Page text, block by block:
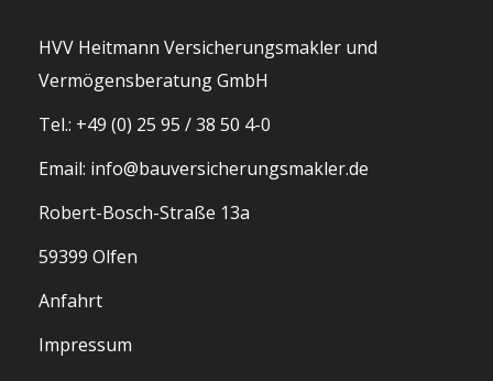
HVV Heitmann Versicherungsmakler und
Vermögensberatung GmbH
Tel.: +49 (0) 25 95 / 38 50 4-0
Email: info@bauversicherungsmakler.de
Robert-Bosch-Straße 13a
59399 Olfen
Anfahrt
Impressum